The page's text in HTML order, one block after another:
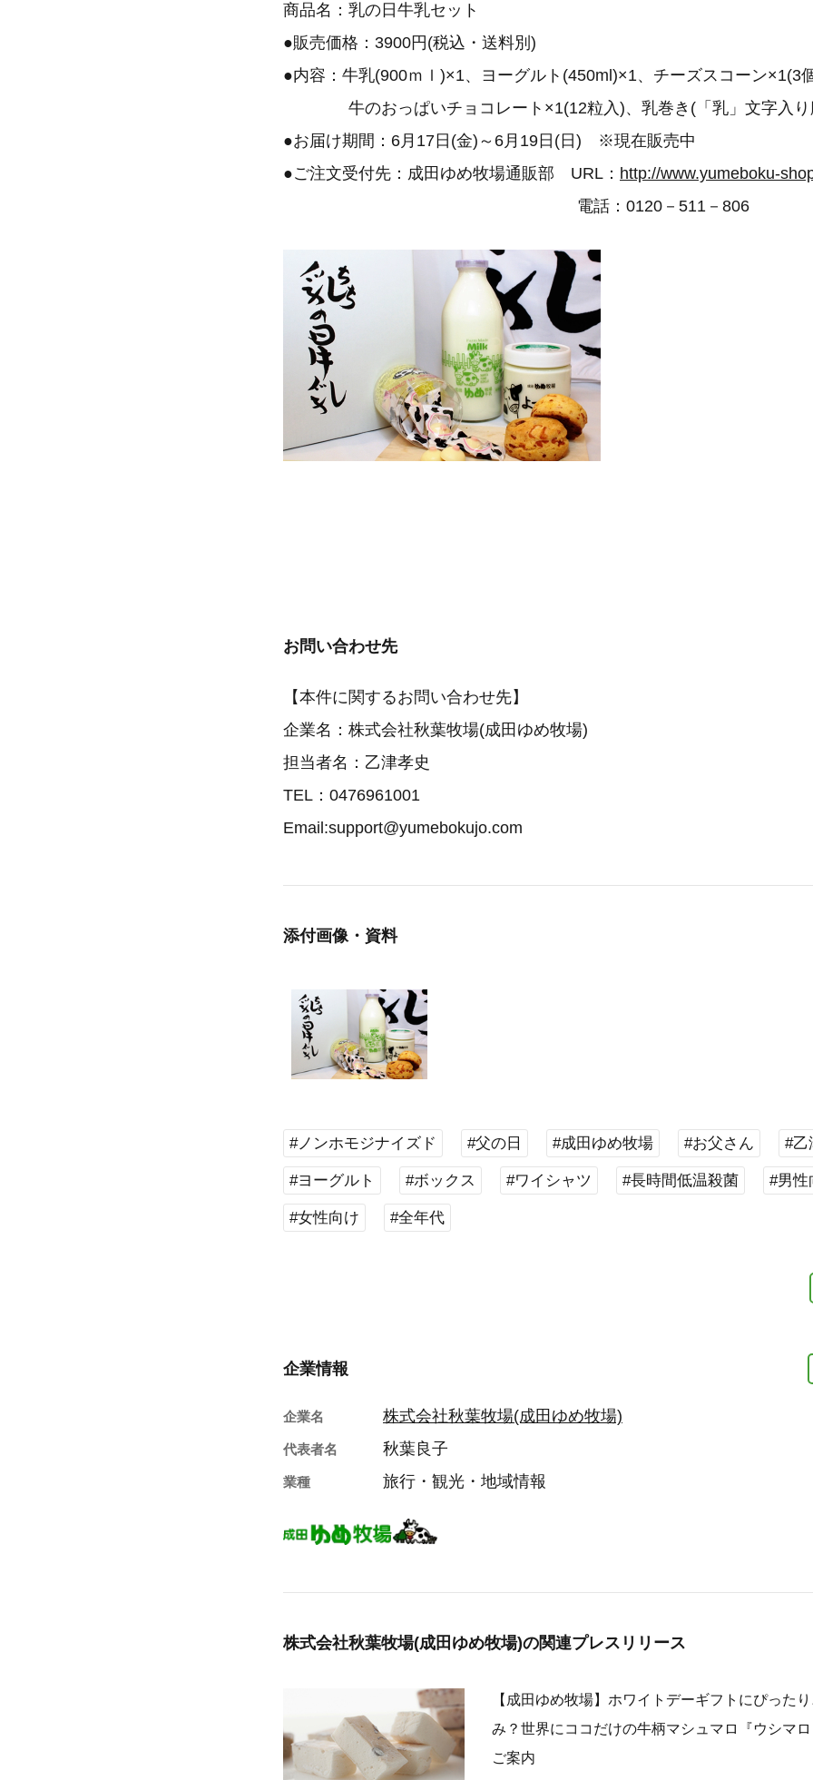
商品名：乳の日牛乳セット
●販売価格：3900円(税込・送料別)
●内容：牛乳(900ｍｌ)×1、ヨーグルト(450ml)×1、チーズスコーン×1(3個
牛のおっぱいチョコレート×1(12粒入)、乳巻き(「乳」文字入り
●お届け期間：6月17日(金)～6月19日(日) ※現在販売中
●ご注文受付先：成田ゆめ牧場通販部 URL： http://www.yumeboku-
電話：0120－511－806
お問い合わせ先
【本件に関するお問い合わせ先】
企業名：株式会社秋葉牧場(成田ゆめ牧場)
担当者名：乙津孝史
TEL：0476961001
Email:support@yumebokujo.com
添付画像・資料
#ノンホモジナイズド #父の日 #成田ゆめ牧場 #お父さん #乙
#ヨーグルト #ボックス #ワイシャツ #長時間低温殺菌 #男性
#女性向け #全年代
企業情報
企業名 株式会社秋葉牧場(成田ゆめ牧場)
代表者名 秋葉良子
業種 旅行・観光・地域情報
株式会社秋葉牧場(成田ゆめ牧場)の関連プレスリリース
【成田ゆめ牧場】ホワイトデーギフトにぴった
み？世界にココだけの牛柄マシュマロ『ウシマ
ご案内